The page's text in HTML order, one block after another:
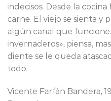
indecisos. Desde la
carne. El viejo se sienta y
algún canal que
invernaderos», piensa,
diente se le queda
todo.
Vicente Farfán Bandera,